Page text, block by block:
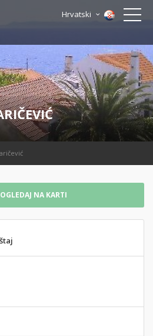
Hrvatski
NA KARTI